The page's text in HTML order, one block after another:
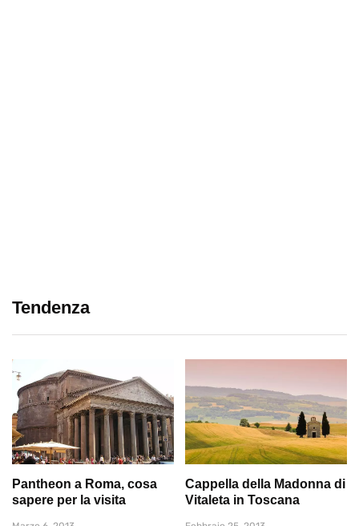
Tendenza
Pantheon a Roma, cosa
sapere per la visita
Cappella della Madonna di
Vitaleta in Toscana